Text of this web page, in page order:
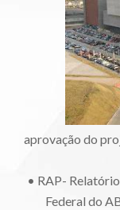
aprovação do
• RAP-
Federal do